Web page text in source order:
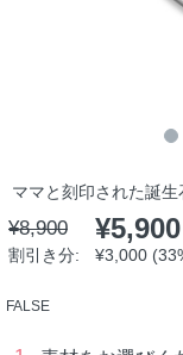
ママと刻印された誕生
¥8,900 ¥5,900
割引き分: ¥3,000
FALSE